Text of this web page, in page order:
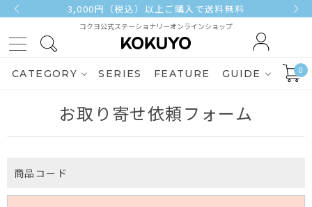
3,000円（税込）以上ご購入で送料無料
コクヨ公式ステーショナリーオンラインショップ
CATEGORY SERIES FEATURE GUIDE 0
お取り寄せ依頼フォーム
商品コード